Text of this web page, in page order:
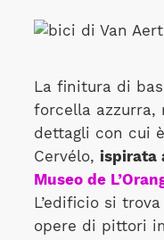
La finitura di
forcella azzurra,
dettagli con cui
Cervélo, ispirata
Museo de
L’edificio si
opere di pittori